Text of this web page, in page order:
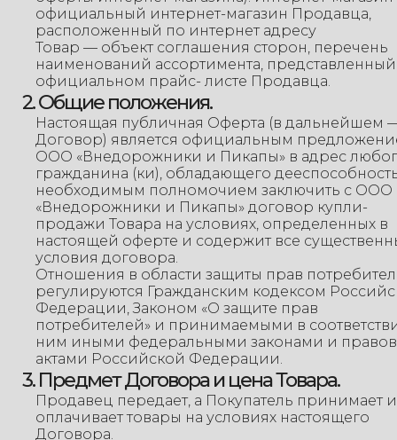
официальный интернет-магазин Продавца,
расположенный по интернет адресу
Товар — объект соглашения сторон, перечень
наименований ассортимента,
официальном прайс- листе Продавца.
2. Общие положения.
Настоящая публичная Оферта (в дальнейшем
Договор) является официальным
ООО «Внедорожники и Пикапы» в адрес
гражданина (ки), обладающего
необходимым полномочием заключить с ООО
«Внедорожники и Пикапы» договор купли-
продажи Товара на условиях, определенных в
настоящей оферте и содержит все
условия договора.
Отношения в области защиты прав
регулируются Гражданским кодексом
Федерации, Законом «О защите прав
потребителей» и принимаемыми в
ним иными федеральными законами и
актами Российской Федерации.
3. Предмет Договора и цена Товара.
Продавец передает, а Покупатель принимает и
оплачивает товары на условиях настоящего
Договора.